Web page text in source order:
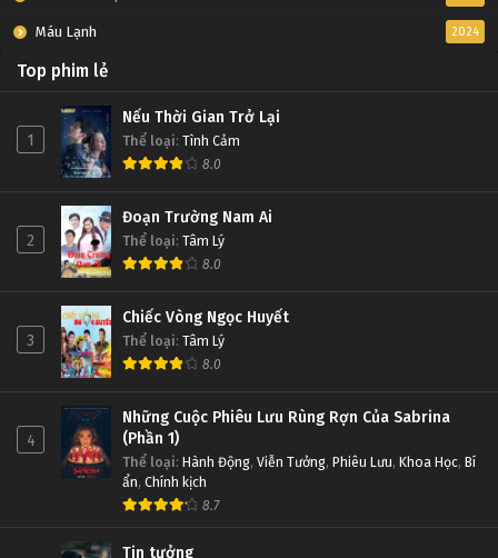
Máu Lạnh 2024
Top phim lẻ
1
Nếu Thời Gian Trở Lại
Thể loại: Tình Cảm
8.0
2
Đoạn Trường Nam Ai
Thể loại: Tâm Lý
8.0
3
Chiếc Vòng Ngọc Huyết
Thể loại: Tâm Lý
8.0
4
Những Cuộc Phiêu Lưu Rùng Rợn Của Sabrina
(Phần 1)
Thể loại: Hành Động, Viễn Tưởng, Phiêu Lưu, Khoa Học, Bí
ẩn, Chính kịch
8.7
Tin tưởng